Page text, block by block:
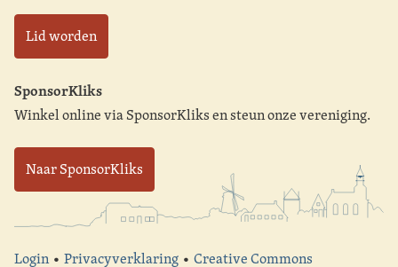
Lid worden
SponsorKliks
Winkel online via SponsorKliks en steun onze vereniging.
Naar SponsorKliks
Login• Privacyverklaring • Creative Commons